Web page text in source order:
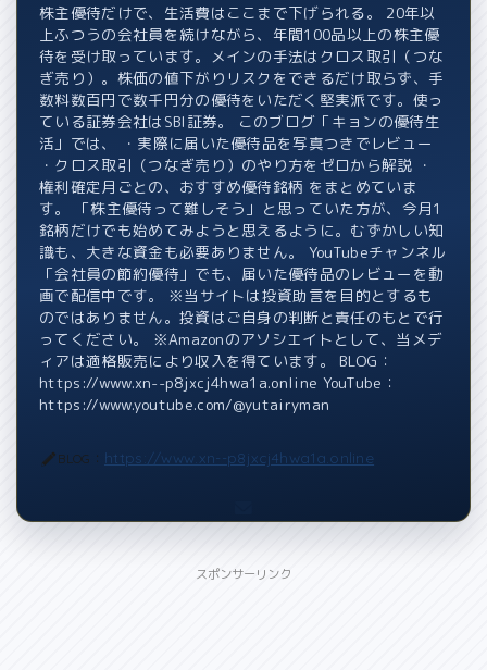
株主優待だけで、生活費はここまで下げられる。 20年以
上ふつうの会社員を続けながら、年間100品以上の株主優
待を受け取っています。メインの手法はクロス取引（つな
ぎ売り）。株価の値下がりリスクをできるだけ取らず、手
数料数百円で数千円分の優待をいただく堅実派です。使っ
ている証券会社はSBI証券。 このブログ「キョンの優待生
活」では、 ・実際に届いた優待品を写真つきでレビュー
・クロス取引（つなぎ売り）のやり方をゼロから解説 ・
権利確定月ごとの、おすすめ優待銘柄 をまとめていま
す。 「株主優待って難しそう」と思っていた方が、今月1
銘柄だけでも始めてみようと思えるように。むずかしい知
識も、大きな資金も必要ありません。 YouTubeチャンネル
「会社員の節約優待」でも、届いた優待品のレビューを動
画で配信中です。 ※当サイトは投資助言を目的とするも
のではありません。投資はご自身の判断と責任のもとで行
ってください。 ※Amazonのアソシエイトとして、当メデ
ィアは適格販売により収入を得ています。 BLOG：
https://www.xn--p8jxcj4hwa1a.online YouTube：
https://www.youtube.com/@yutairyman
BLOG： https://www.xn--p8jxcj4hwa1a.online
スポンサーリンク